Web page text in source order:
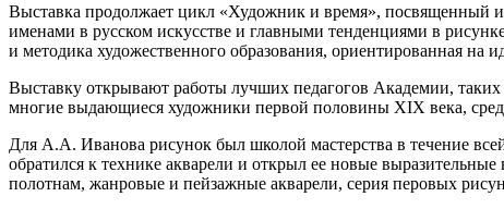
Выставка продолжает цикл «Художник и время», посвященный
именами в русском искусстве и главными тенденциями в
и методика художественного образования, ориентированная на
Выставку открывают работы лучших педагогов Академии,
многие выдающиеся художники первой половины XIX века,
Для А.А. Иванова рисунок был школой мастерства в течение
обратился к технике акварели и открыл ее новые
полотнам, жанровые и пейзажные акварели, серия перовых